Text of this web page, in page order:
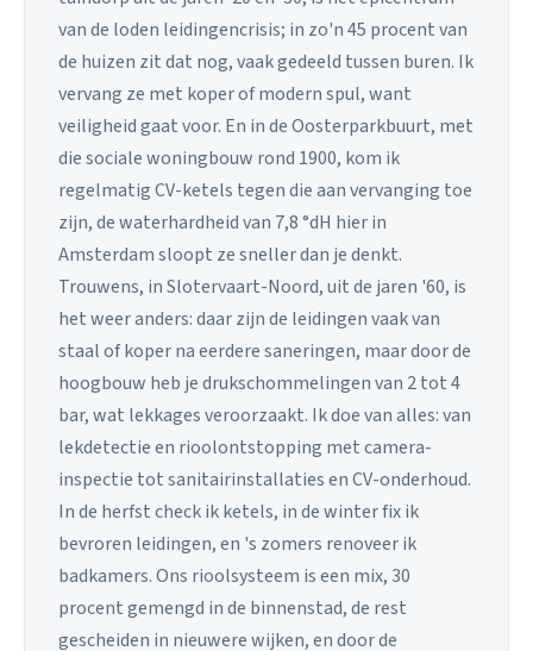
van de loden leidingencrisis; in zo'n 45 procent van
de huizen zit dat nog, vaak gedeeld tussen buren. Ik
vervang ze met koper of modern spul, want
veiligheid gaat voor. En in de Oosterparkbuurt, met
die sociale woningbouw rond 1900, kom ik
regelmatig CV-ketels tegen die aan vervanging toe
zijn, de waterhardheid van 7,8 °dH hier in
Amsterdam sloopt ze sneller dan je denkt.
Trouwens, in Slotervaart-Noord, uit de jaren '60, is
het weer anders: daar zijn de leidingen vaak van
staal of koper na eerdere saneringen, maar door de
hoogbouw heb je drukschommelingen van 2 tot 4
bar, wat lekkages veroorzaakt. Ik doe van alles: van
lekdetectie en rioolontstopping met camera-
inspectie tot sanitairinstallaties en CV-onderhoud.
In de herfst check ik ketels, in de winter fix ik
bevroren leidingen, en 's zomers renoveer ik
badkamers. Ons rioolsysteem is een mix, 30
procent gemengd in de binnenstad, de rest
gescheiden in nieuwere wijken, en door de